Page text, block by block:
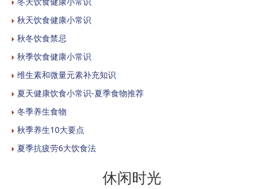
秋天饮食健康小常识
秋冬饮食禁忌
秋季饮食健康小常识
维生素和微量元素补充知识
夏天健康饮食小常识-夏季食物推荐
冬季养生食物
秋季养生10大要点
夏季抗疲劳6大饮食法
休闲时光